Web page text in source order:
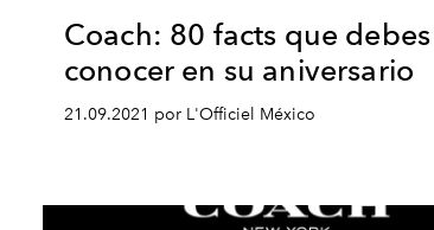
Coach: 80 facts que debes
conocer en su aniversario
21.09.2021 por L'Officiel México